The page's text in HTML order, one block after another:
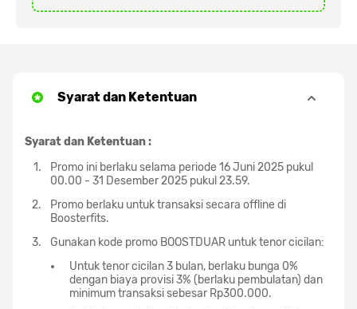
Syarat dan Ketentuan
Syarat dan Ketentuan :
Promo ini berlaku selama periode 16 Juni 2025 pukul
00.00 - 31 Desember 2025 pukul 23.59.
Promo berlaku untuk transaksi secara offline di
Boosterfits.
Gunakan kode promo BOOSTDUAR untuk tenor cicilan:
Untuk tenor cicilan 3 bulan, berlaku bunga 0%
dengan biaya provisi 3% (berlaku pembulatan) dan
minimum transaksi sebesar Rp300.000.